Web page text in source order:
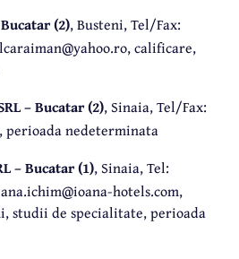
Bucatar (2), Busteni, Tel/Fax:
calificare,
– Bucatar (2), Sinaia, Tel/Fax:
perioada nedeterminata
– Bucatar (1), Sinaia, Tel:
hotels.com,
studii de specialitate, perioada